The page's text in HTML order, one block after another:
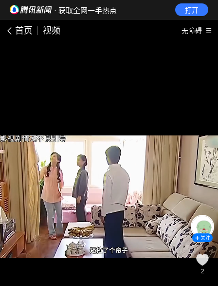
· 获取全网一手热点 打开
首页 视频 无障碍
关注
2